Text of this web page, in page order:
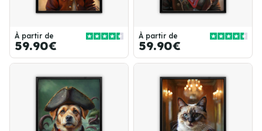
À partir de
59.90€
À partir de
59.90€